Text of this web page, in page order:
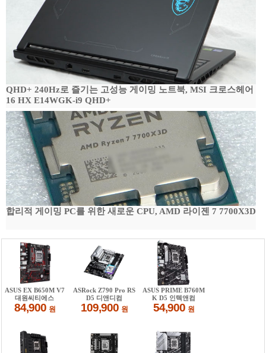
QHD+ 240Hz로 즐기는 고성능 게이밍 노트북, MSI 크로스헤어
16 HX E14WGK-i9 QHD+
합리적 게이밍 PC를 위한 새로운 CPU, AMD 라이젠 7 7700X3D